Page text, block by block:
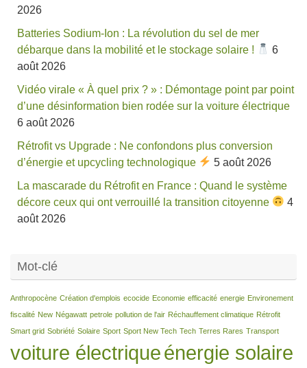
2026
Batteries Sodium-Ion : La révolution du sel de mer
débarque dans la mobilité et le stockage solaire !
6
août 2026
Vidéo virale « À quel prix ? » : Démontage point par point
d’une désinformation bien rodée sur la voiture électrique
6 août 2026
Rétrofit vs Upgrade : Ne confondons plus conversion
d’énergie et upcycling technologique
5 août 2026
La mascarade du Rétrofit en France : Quand le système
décore ceux qui ont verrouillé la transition citoyenne
4
août 2026
Mot-clé
Anthropocène Création d'emplois ecocide Economie efficacité energie Environement
fiscalité New Négawatt petrole pollution de l'air Réchauffement climatique Rétrofit
Smart grid Sobriété Solaire Sport Sport New Tech Tech Terres Rares Transport
voiture électriqueénergie solaire